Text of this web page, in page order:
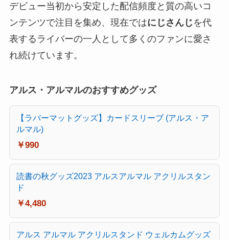
デビュー当初から安定した配信頻度と質の高いコ
ンテンツで注目を集め、現在ではにじさんじ を代
表するライバーの一人として多くのファンに愛さ
れ続けています。
アルス・アルマルのおすすめグッズ
【ラバーマットグッズ】カードスリーブ (アルス・ア
ルマル)
￥990
読書の秋グッズ2023 アルスアルマル アクリルスタン
ド
￥4,480
アルス アルマル アクリルスタンド ウェルカムグッズ